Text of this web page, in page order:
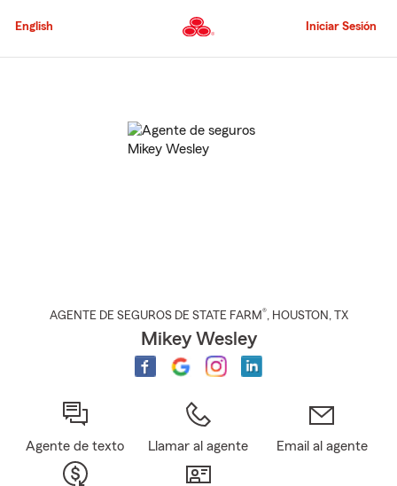
al
principal
English Iniciar Sesión
AGENTE DE SEGUROS DE STATE FARM®, HOUSTON , TX
Mikey Wesley
Agente de texto Llamar al agente Email al agente